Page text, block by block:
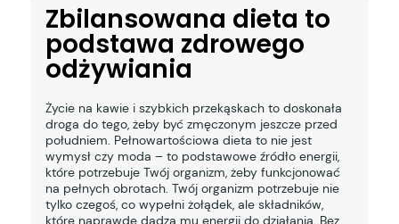
Zbilansowana dieta to
podstawa zdrowego
odżywiania
Życie na kawie i szybkich przekąskach to doskonała
droga do tego, żeby być zmęczonym jeszcze przed
południem. Pełnowartościowa dieta to nie jest
wymysł czy moda – to podstawowe źródło energii,
które potrzebuje Twój organizm, żeby funkcjonować
na pełnych obrotach. Twój organizm potrzebuje nie
tylko czegoś, co wypełni żołądek, ale składników,
które naprawdę dadzą mu energii do działania. Bez